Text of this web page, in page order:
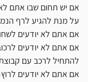
אם יש תחום שבו אתם
על מנת להגיע לרף
אם אתם לא יודעים
אם אתם לא יודעים
להתחיל לרכב עם
אם אתם לא יודעים